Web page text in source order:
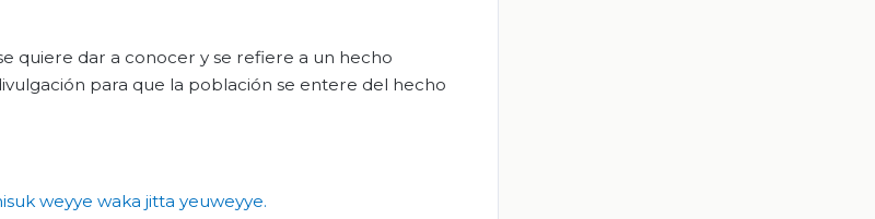
quiere dar a conocer y se refiere a un hecho
para que la población se entere del hecho
weyye waka jitta yeuweyye.